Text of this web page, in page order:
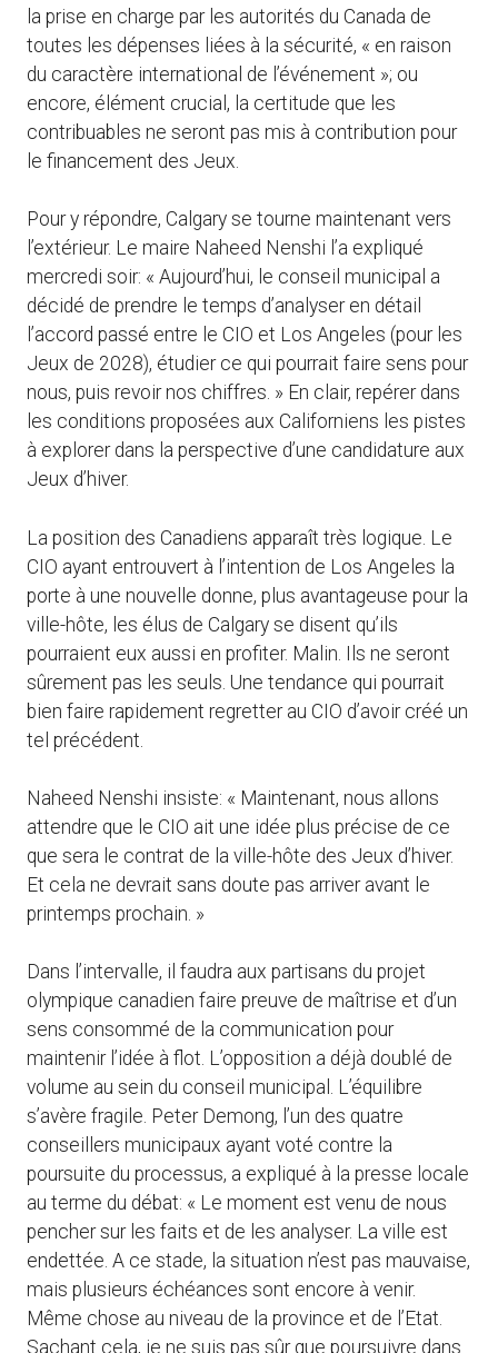
la prise en charge par les autorités du Canada de
toutes les dépenses liées à la sécurité, « en raison
du caractère international de l’événement »; ou
encore, élément crucial, la certitude que les
contribuables ne seront pas mis à contribution pour
le financement des Jeux.
Pour y répondre, Calgary se tourne maintenant vers
l’extérieur. Le maire Naheed Nenshi l’a expliqué
mercredi soir: « Aujourd’hui, le conseil municipal a
décidé de prendre le temps d’analyser en détail
l’accord passé entre le CIO et Los Angeles (pour les
Jeux de 2028), étudier ce qui pourrait faire sens pour
nous, puis revoir nos chiffres. » En clair, repérer dans
les conditions proposées aux Californiens les pistes
à explorer dans la perspective d’une candidature aux
Jeux d’hiver.
La position des Canadiens apparaît très logique. Le
CIO ayant entrouvert à l’intention de Los Angeles la
porte à une nouvelle donne, plus avantageuse pour la
ville-hôte, les élus de Calgary se disent qu’ils
pourraient eux aussi en profiter. Malin. Ils ne seront
sûrement pas les seuls. Une tendance qui pourrait
bien faire rapidement regretter au CIO d’avoir créé un
tel précédent.
Naheed Nenshi insiste: « Maintenant, nous allons
attendre que le CIO ait une idée plus précise de ce
que sera le contrat de la ville-hôte des Jeux d’hiver.
Et cela ne devrait sans doute pas arriver avant le
printemps prochain. »
Dans l’intervalle, il faudra aux partisans du projet
olympique canadien faire preuve de maîtrise et d’un
sens consommé de la communication pour
maintenir l’idée à flot. L’opposition a déjà doublé de
volume au sein du conseil municipal. L’équilibre
s’avère fragile. Peter Demong, l’un des quatre
conseillers municipaux ayant voté contre la
poursuite du processus, a expliqué à la presse locale
au terme du débat: « Le moment est venu de nous
pencher sur les faits et de les analyser. La ville est
endettée. A ce stade, la situation n’est pas mauvaise,
mais plusieurs échéances sont encore à venir.
Même chose au niveau de la province et de l’Etat.
Sachant cela, je ne suis pas sûr que poursuivre dans